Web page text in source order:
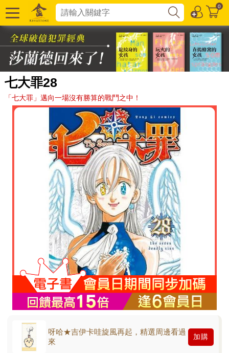
0
七大罪28
「七大罪」邁向一場沒有勝算的戰鬥之中！
呀哈★吉伊卡哇旋風再起，精選周邊看過
來
加購